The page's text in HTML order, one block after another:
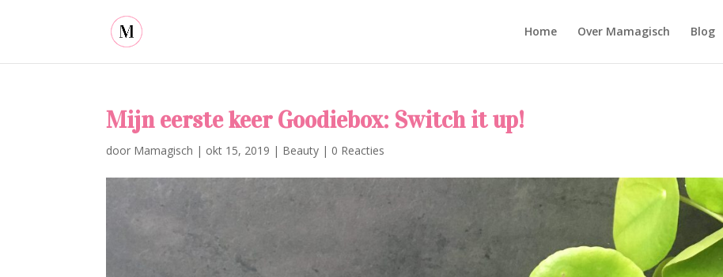
Home Over Mamagisch Blog
Mijn eerste keer Goodiebox: Switch it up!
door Mamagisch | okt 15, 2019 | Beauty | 0 Reacties